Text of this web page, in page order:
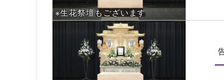
※生花祭壇もございます